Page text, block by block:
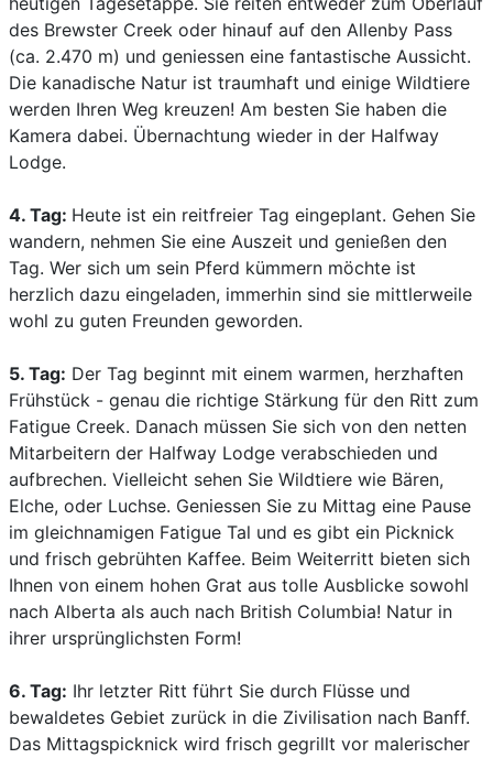
des Brewster Creek oder hinauf auf den Allenby Pass
(ca. 2.470 m) und geniessen eine fantastische Aussicht.
Die kanadische Natur ist traumhaft und einige Wildtiere
werden Ihren Weg kreuzen! Am besten Sie haben die
Kamera dabei. Übernachtung wieder in der Halfway
Lodge.
4. Tag: Heute ist ein reitfreier Tag eingeplant. Gehen Sie
wandern, nehmen Sie eine Auszeit und genießen den
Tag. Wer sich um sein Pferd kümmern möchte ist
herzlich dazu eingeladen, immerhin sind sie mittlerweile
wohl zu guten Freunden geworden.
5. Tag: Der Tag beginnt mit einem warmen, herzhaften
Frühstück - genau die richtige Stärkung für den Ritt zum
Fatigue Creek. Danach müssen Sie sich von den netten
Mitarbeitern der Halfway Lodge verabschieden und
aufbrechen. Vielleicht sehen Sie Wildtiere wie Bären,
Elche, oder Luchse. Geniessen Sie zu Mittag eine Pause
im gleichnamigen Fatigue Tal und es gibt ein Picknick
und frisch gebrühten Kaffee. Beim Weiterritt bieten sich
Ihnen von einem hohen Grat aus tolle Ausblicke sowohl
nach Alberta als auch nach British Columbia! Natur in
ihrer ursprünglichsten Form!
6. Tag: Ihr letzter Ritt führt Sie durch Flüsse und
bewaldetes Gebiet zurück in die Zivilisation nach Banff.
Das Mittagspicknick wird frisch gegrillt vor malerischer